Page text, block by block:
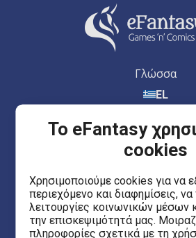
Γλώσσα
EL
eFantasy.gr Games 'n'
Ερμού 55,
Θεσσαλονίκη
Το eFantasy
cookies
Χρησιμοποιούμε cookies για να
περιεχόμενο και διαφημίσεις,
λειτουργίες κοινωνικών μέσων
την επισκεψιμότητά μας.
πληροφορίες σχετικά με τη